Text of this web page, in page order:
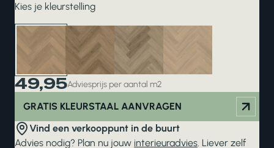
Kies je kleurstelling
49,95Adviesprijs per aantal m2
GRATIS KLEURSTAAL AANVRAGEN
Vind een verkooppunt in de buurt
Advies nodig? Plan nu jouw interieuradvies. Liever zelf